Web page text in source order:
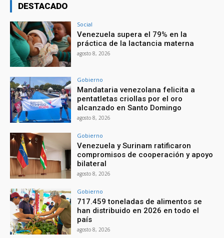
DESTACADO
Social
Venezuela supera el 79% en la
práctica de la lactancia materna
agosto 8, 2026
Gobierno
Mandataria venezolana felicita a
pentatletas criollas por el oro
alcanzado en Santo Domingo
agosto 8, 2026
Gobierno
Venezuela y Surinam ratificaron
compromisos de cooperación y apoyo
bilateral
agosto 8, 2026
Gobierno
717.459 toneladas de alimentos se
han distribuido en 2026 en todo el
país
agosto 8, 2026